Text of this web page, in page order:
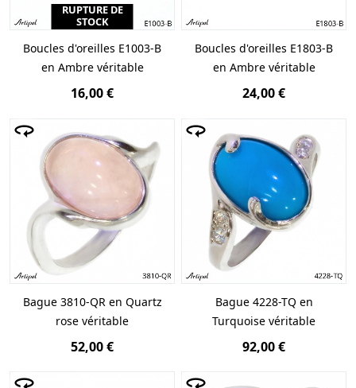
RUPTURE DE
STOCK
Boucles d'oreilles E1003-B
en Ambre véritable
16,00 €
Boucles d'oreilles E1803-B
en Ambre véritable
24,00 €
Bague 3810-QR en Quartz
rose véritable
52,00 €
Bague 4228-TQ en
Turquoise véritable
92,00 €